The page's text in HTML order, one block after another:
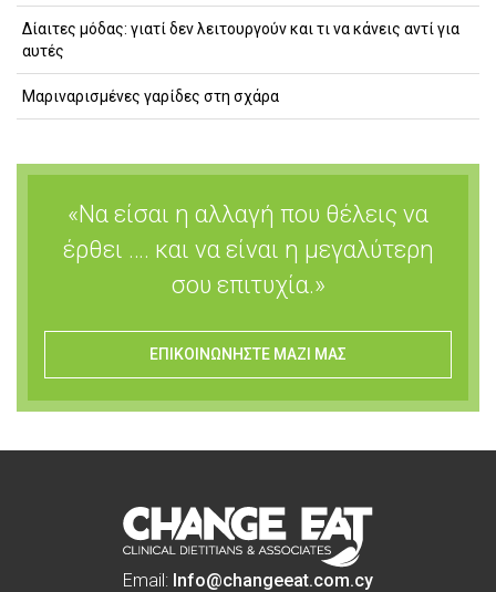
Δίαιτες μόδας: γιατί δεν λειτουργούν και τι να κάνεις αντί για
αυτές
Μαριναρισμένες γαρίδες στη σχάρα
«Να είσαι η αλλαγή που θέλεις να
έρθει …. και να είναι η μεγαλύτερη
σου επιτυχία.»
ΕΠΙΚΟΙΝΩΝΗΣΤΕ ΜΑΖΙ ΜΑΣ
Email: Info@changeeat.com.cy